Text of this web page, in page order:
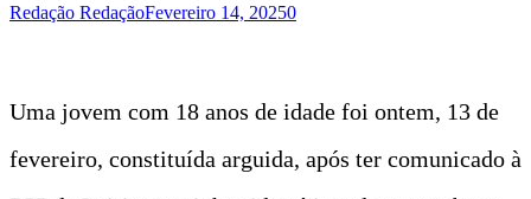
Redação RedaçãoFevereiro 14, 20250
Uma jovem com 18 anos de idade foi ontem, 13 de
fevereiro, constituída arguida, após ter comunicado à